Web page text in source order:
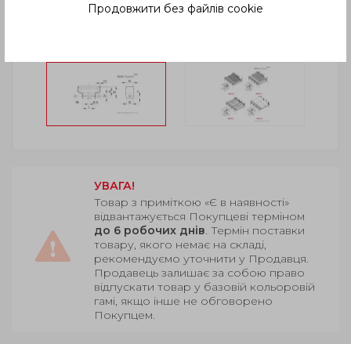
УВАГА!
Товар з приміткою «Є в наявності»
відвантажується Покупцеві терміном
до 6 робочих днів. Термін поставки
товару, якого немає на складі,
рекомендуємо уточнити у Продавця.
Продавець залишає за собою право
відпускати товар у базовій кольоровій
гамі, якщо інше не обговорено
Покупцем.
Продовжити без файлів cookie